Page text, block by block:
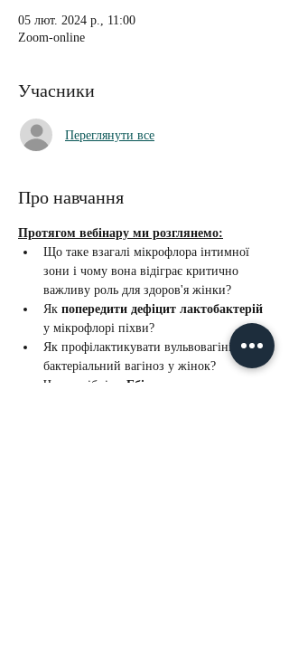
05 лют. 2024 р., 11:00
Zoom-online
Учасники
Переглянути все
Про навчання
Протягом вебінару ми розглянемо:
Що таке взагалі мікрофлора інтимної
зони і чому вона відіграє критично
важливу роль для здоров'я жінки?
Як попередити дефіцит лактобактерій
у мікрофлорі піхви?
Як профілактикувати вульвовагініт та
бактеріальний вагіноз у жінок?
Чи потрібні
прЕбіотики для